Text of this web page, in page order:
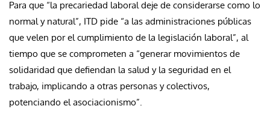
Para que “la precariedad laboral deje de considerarse como lo
normal y natural”, ITD pide “a las administraciones públicas
que velen por el cumplimiento de la legislación laboral”, al
tiempo que se comprometen a “generar movimientos de
solidaridad que defiendan la salud y la seguridad en el
trabajo, implicando a otras personas y colectivos,
potenciando el asociacionismo”.